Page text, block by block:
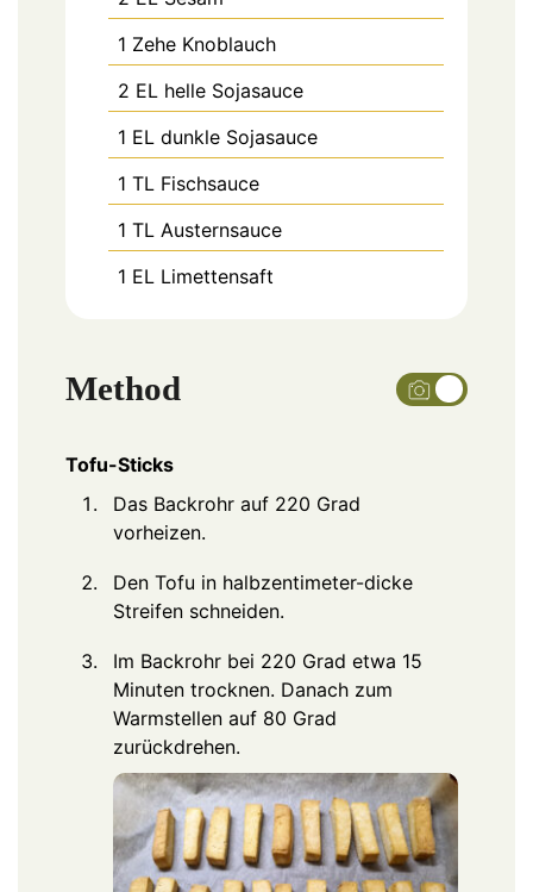
1 Zehe Knoblauch
2 EL helle Sojasauce
1 EL dunkle Sojasauce
1 TL Fischsauce
1 TL Austernsauce
1 EL Limettensaft
Method
Tofu-Sticks
Das Backrohr auf 220 Grad
vorheizen.
Den Tofu in halbzentimeter-dicke
Streifen schneiden.
Im Backrohr bei 220 Grad etwa 15
Minuten trocknen. Danach zum
Warmstellen auf 80 Grad
zurückdrehen.